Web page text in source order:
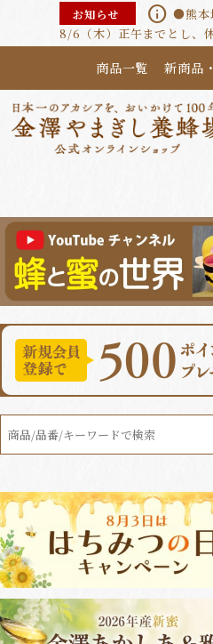
お知らせ info ●熊本
8/6（木）正午までとし、
商品一覧 新商品